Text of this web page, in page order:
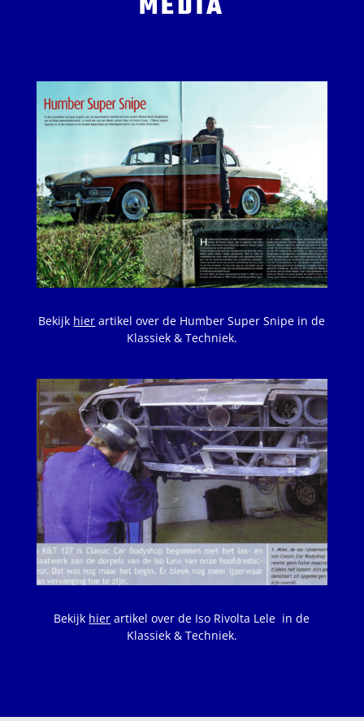
Bekijk hier artikel over de Humber Super Snipe in de
Klassiek & Techniek.
Bekijk hier artikel over de Iso Rivolta Lele in de
Klassiek & Techniek.